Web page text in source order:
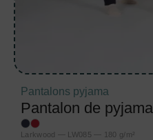
Pantalons pyjama
Pantalon de pyjama
Larkwood — LW085 — 180 g/m²